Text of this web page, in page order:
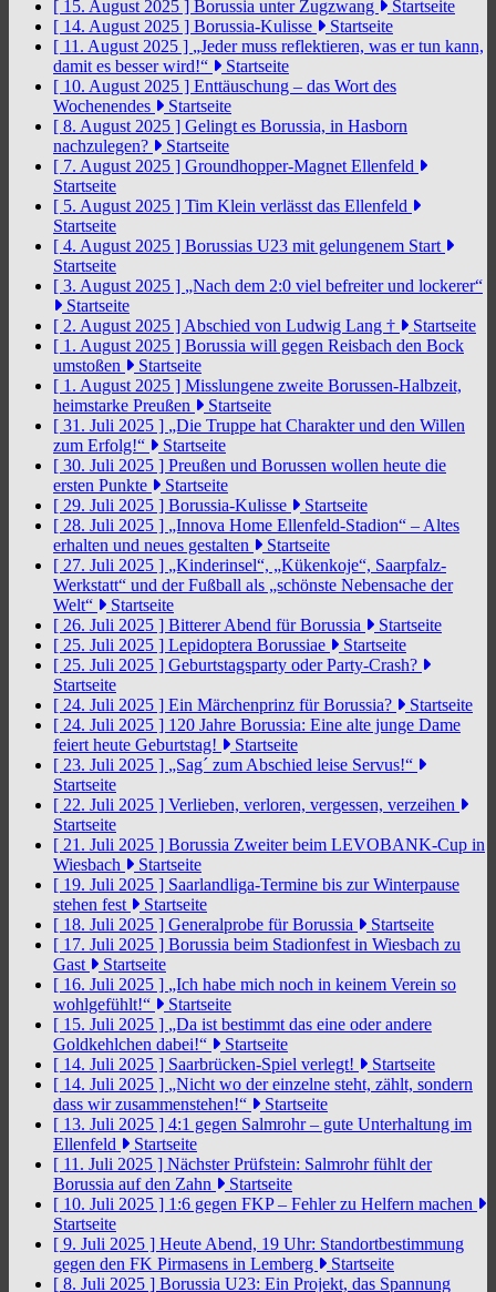
[ 15. August 2025 ] Borussia unter Zugzwang
Startseite
[ 14. August 2025 ] Borussia-Kulisse
Startseite
[ 11. August 2025 ] „Jeder muss reflektieren, was er tun kann,
damit es besser wird!“
Startseite
[ 10. August 2025 ] Enttäuschung – das Wort des
Wochenendes
Startseite
[ 8. August 2025 ] Gelingt es Borussia, in Hasborn
nachzulegen?
Startseite
[ 7. August 2025 ] Groundhopper-Magnet Ellenfeld
Startseite
[ 5. August 2025 ] Tim Klein verlässt das Ellenfeld
Startseite
[ 4. August 2025 ] Borussias U23 mit gelungenem Start
Startseite
[ 3. August 2025 ] „Nach dem 2:0 viel befreiter und lockerer“
Startseite
[ 2. August 2025 ] Abschied von Ludwig Lang †
Startseite
[ 1. August 2025 ] Borussia will gegen Reisbach den Bock
umstoßen
Startseite
[ 1. August 2025 ] Misslungene zweite Borussen-Halbzeit,
heimstarke Preußen
Startseite
[ 31. Juli 2025 ] „Die Truppe hat Charakter und den Willen
zum Erfolg!“
Startseite
[ 30. Juli 2025 ] Preußen und Borussen wollen heute die
ersten Punkte
Startseite
[ 29. Juli 2025 ] Borussia-Kulisse
Startseite
[ 28. Juli 2025 ] „Innova Home Ellenfeld-Stadion“ – Altes
erhalten und neues gestalten
Startseite
[ 27. Juli 2025 ] „Kinderinsel“, „Kükenkoje“, Saarpfalz-
Werkstatt“ und der Fußball als „schönste Nebensache der
Welt“
Startseite
[ 26. Juli 2025 ] Bitterer Abend für Borussia
Startseite
[ 25. Juli 2025 ] Lepidoptera Borussiae
Startseite
[ 25. Juli 2025 ] Geburtstagsparty oder Party-Crash?
Startseite
[ 24. Juli 2025 ] Ein Märchenprinz für Borussia?
Startseite
[ 24. Juli 2025 ] 120 Jahre Borussia: Eine alte junge Dame
feiert heute Geburtstag!
Startseite
[ 23. Juli 2025 ] „Sag´ zum Abschied leise Servus!“
Startseite
[ 22. Juli 2025 ] Verlieben, verloren, vergessen, verzeihen
Startseite
[ 21. Juli 2025 ] Borussia Zweiter beim LEVOBANK-Cup in
Wiesbach
Startseite
[ 19. Juli 2025 ] Saarlandliga-Termine bis zur Winterpause
stehen fest
Startseite
[ 18. Juli 2025 ] Generalprobe für Borussia
Startseite
[ 17. Juli 2025 ] Borussia beim Stadionfest in Wiesbach zu
Gast
Startseite
[ 16. Juli 2025 ] „Ich habe mich noch in keinem Verein so
wohlgefühlt!“
Startseite
[ 15. Juli 2025 ] „Da ist bestimmt das eine oder andere
Goldkehlchen dabei!“
Startseite
[ 14. Juli 2025 ] Saarbrücken-Spiel verlegt!
Startseite
[ 14. Juli 2025 ] „Nicht wo der einzelne steht, zählt, sondern
dass wir zusammenstehen!“
Startseite
[ 13. Juli 2025 ] 4:1 gegen Salmrohr – gute Unterhaltung im
Ellenfeld
Startseite
[ 11. Juli 2025 ] Nächster Prüfstein: Salmrohr fühlt der
Borussia auf den Zahn
Startseite
[ 10. Juli 2025 ] 1:6 gegen FKP – Fehler zu Helfern machen
Startseite
[ 9. Juli 2025 ] Heute Abend, 19 Uhr: Standortbestimmung
gegen den FK Pirmasens in Lemberg
Startseite
[ 8. Juli 2025 ] Borussia U23: Ein Projekt, das Spannung